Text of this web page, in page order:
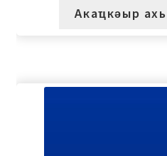
Акаҵкәыр